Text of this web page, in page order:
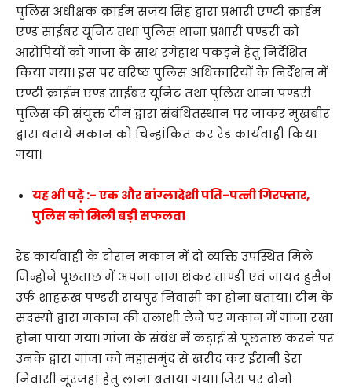
पुलिस अधीक्षक क्राईम संजय सिंह द्वारा प्रभारी एण्टी क्राईम
एण्ड साईबर यूनिट तथा पुलिस थाना प्रभारी पण्डरी को
आरोपियों को गांजा के साथ रंगेहाथ पकड़ने हेतु निर्देशित
किया गया। इस पर वरिष्ठ पुलिस अधिकारियों के निर्देशन में
एण्टी क्राईम एण्ड साईबर यूनिट तथा पुलिस थाना पण्डरी
पुलिस की संयुक्त टीम द्वारा संबंधितस्थान पर जाकर मुखबीर
द्वारा बताये मकान को चिन्हांकित कर रेड कार्यवाही किया
गया।
यह भी पढ़े :- एक और बांग्लादेशी पति-पत्नी गिरफ्तार,
पुलिस को मिली बड़ी सफलता
रेड कार्यवाही के दौरान मकान में दो व्यक्ति उपस्थित मिले
जिन्होने पूछताछ में अपना नाम शंकर ताण्डी एवं जायद हुसैन
उर्फ शाहरूख पण्डरी रायपुर निवासी का होना बताया। टीम के
सदस्यों द्वारा मकान की तलाशी लेने पर मकान में गांजा रखा
होना पाया गया। गांजा के संबंध में कड़ाई से पूछताछ करने पर
उनके द्वारा गांजा को महासमुंद से खरीद कर ईरानी डेरा
निवासी नूरजहां हेतु लाना बताया गया। जिस पर दोनो